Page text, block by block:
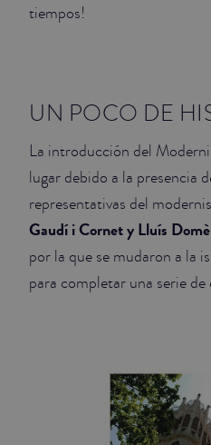
tiempos!
UN POCO DE
La introducción del
lugar debido a la presencia
representativas del
Gaudí i Cornet y Lluís
por la que se mudaron a la
para completar una serie de